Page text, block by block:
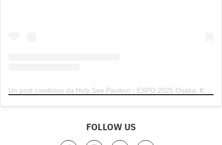
Un post condiviso da Holy See Pavilion - EXPO 2025 Osaka, Kansai, Japan (@vaticanexpo2025)
FOLLOW US